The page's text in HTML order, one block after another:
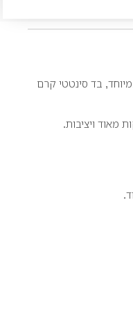
בד סינטטי קרם
מאוד ויציבות.